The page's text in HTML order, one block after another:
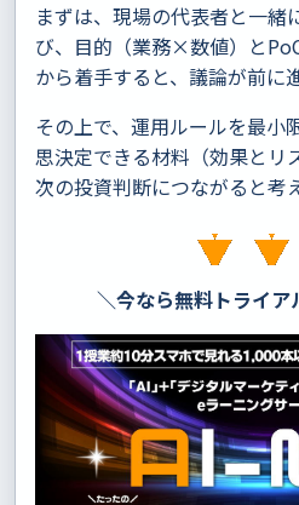
まずは、現場の代表者と一緒
び、目的（業務×数値）と
から着手すると、議論が前に
その上で、運用ルールを最小
思決定できる材料（効果とリ
次の投資判断につながると考
＼今なら無料トライア